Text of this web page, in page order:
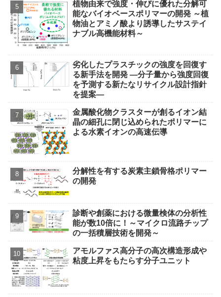
植物由来で強度・伸びに優れた分解可
能なバイオベースポリマーの開発 ～植
物油とアミノ酸より誘導したサステイ
ナブル高機能材料～
劣化したプラスチックの強度を回復す
る新手法を開発 ―分子量から強度回復
を予測する新たなリサイクル設計指針
を提案―
金属酸化物クラスターが創るイオン結
晶の細孔に閉じ込められたポリマーに
よる水素イオンの高速伝導
分解性を有する炭素主鎖骨格ポリマー
の開発
診断や創薬における微量検体の分析性
能が数10倍に！～マイクロ流路チップ
の一括積層技術を開発～
アモルファス高分子の高次構造形成や
粘度上昇をもたらす分子ユニット